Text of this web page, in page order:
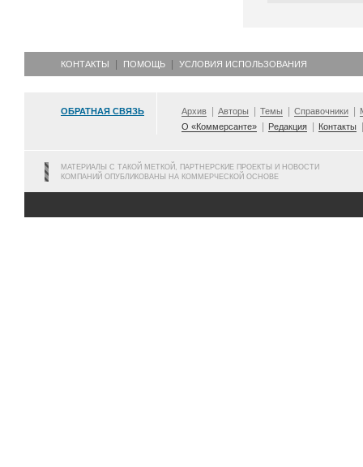
КОНТАКТЫ ПОМОЩЬ УСЛОВИЯ ИСПОЛЬЗОВАНИЯ
ОБРАТНАЯ СВЯЗЬ Архив Авторы Темы Справочники
О «Коммерсанте»
Редакция Контакты
МАТЕРИАЛЫ С ТАКОЙ МЕТКОЙ, ПАРТНЕРСКИЕ ПРОЕКТЫ И НОВОСТИ
КОМПАНИЙ ОПУБЛИКОВАНЫ НА КОММЕРЧЕСКОЙ ОСНОВЕ